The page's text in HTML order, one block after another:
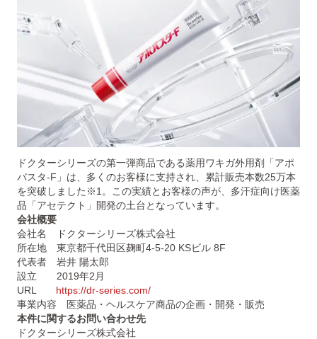
ドクターシリーズの第一弾商品である薬用ワキガ外用剤「アポ
バスタ-F」は、多くのお客様に支持され、累計販売本数25万本
を突破しました※1。この実績とお客様の声が、多汗症向け医薬
品「アセテクト」開発の土台となっています。
会社概要
会社名 ドクターシリーズ株式会社
所在地 東京都千代田区麹町4-5-20 KSビル 8F
代表者 岩井 陽太郎
設立 2019年2月
URL https://dr-series.com/
事業内容 医薬品・ヘルスケア商品の企画・開発・販売
本件に関するお問い合わせ先
ドクターシリーズ株式会社